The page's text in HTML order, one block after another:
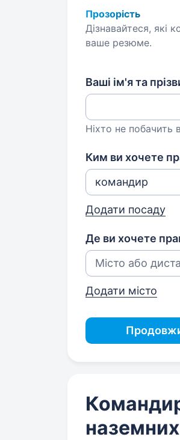
Прозорість
Дізнавайтеся, які
ваше резюме.
Ваші ім'я та
Ніхто не побачить
Ким ви хочете
Додати посаду
Де ви хочете
Додати місто